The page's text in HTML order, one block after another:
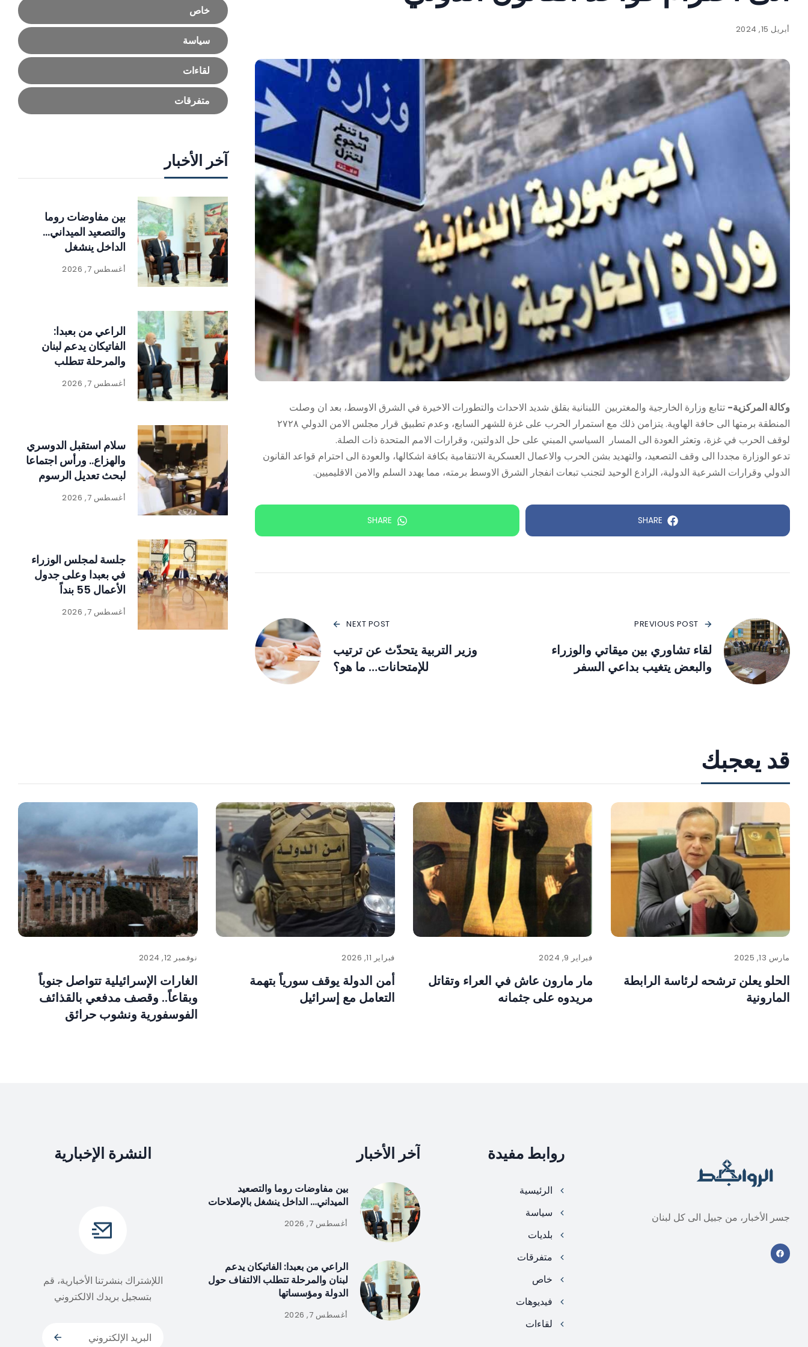
أبريل 15, 2024
وكالة المركزية- تتابع وزارة الخارجية والمغتربين اللبنانية بقلق شديد الاحداث والتطورات الاخيرة في الشرق الاوسط، بعد ان وصلت
المنطقة برمتها الى حافة الهاوية. يتزامن ذلك مع استمرار الحرب على غزة للشهر السابع، وعدم تطبيق قرار مجلس الامن الدولي ٢٧٢٨
لوقف الحرب في غزة، وتعثر العودة الى المسار السياسي المبني على حل الدولتين، وقرارات الامم المتحدة ذات الصلة.
تدعو الوزارة مجددا الى وقف التصعيد، والتهديد بشن الحرب والاعمال العسكرية الانتقامية بكافة اشكالها، والعودة الى احترام قواعد القانون
الدولي وقرارات الشرعية الدولية، الرادع الوحيد لتجنب تبعات انفجار الشرق الاوسط برمته، مما يهدد السلم والامن الاقليميين.
SHARE
SHARE
PREVIOUS POST
لقاء تشاوري بين ميقاتي والوزراء
والبعض يتغيب بداعي السفر
NEXT POST
وزير التربية يتحدّث عن ترتيب
للإمتحانات… ما هو؟
خاص
سياسة
لقاءات
متفرقات
آخر الأخبار
بين مفاوضات روما
والتصعيد الميداني…
الداخل ينشغل
بالإصلاحات
أغسطس 7, 2026
الراعي من بعبدا:
الفاتيكان يدعم لبنان
والمرحلة تتطلب
الالتفاف حول الدولة
ومؤسساتها
أغسطس 7, 2026
سلام استقبل الدوسري
والهزاع.. ورأس اجتماعا
لبحث تعديل الرسوم
على المواد المنتجة
للنفايات
أغسطس 7, 2026
جلسة لمجلس الوزراء
في بعبدا وعلى جدول
الأعمال 55 بنداً
أغسطس 7, 2026
قد يعجبك
مارس 13, 2025
الحلو يعلن ترشحه لرئاسة الرابطة
المارونية
فبراير 9, 2024
مار مارون عاش في العراء وتقاتل
مريدوه على جثمانه
فبراير 11, 2026
أمن الدولة يوقف سورياً بتهمة
التعامل مع إسرائيل
نوفمبر 12, 2024
الغارات الإسرائيلية تتواصل جنوباً
وبقاعاً.. وقصف مدفعي بالقذائف
الفوسفورية ونشوب حرائق
جسر الأخبار، من جبيل الى كل لبنان
روابط مفيدة
الرئيسية
سياسة
بلديات
متفرقات
خاص
فيديوهات
لقاءات
آخر الأخبار
بين مفاوضات روما والتصعيد
الميداني… الداخل ينشغل بالإصلاحات
أغسطس 7, 2026
الراعي من بعبدا: الفاتيكان يدعم
لبنان والمرحلة تتطلب الالتفاف حول
الدولة ومؤسساتها
أغسطس 7, 2026
النشرة الإخبارية
اللإشتراك بنشرتنا الأخبارية، قم
بتسجيل بريدك الالكتروني